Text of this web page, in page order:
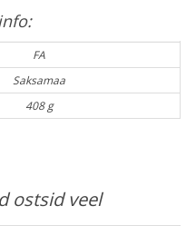
FA
Saksamaa
408 g
ostsid veel